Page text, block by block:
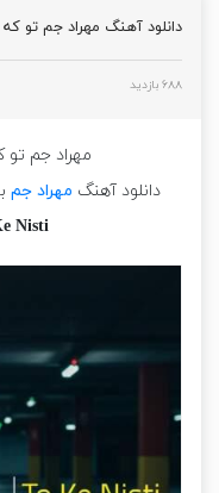
دانلود آهنگ مهراد جم
۶۸۸ بازدید
مهراد جم
دانلود آهنگ مهراد جم
Nisti